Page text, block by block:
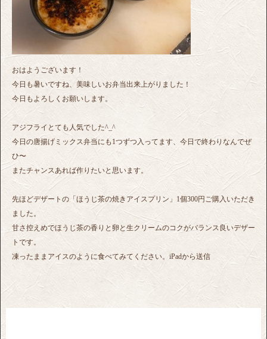
おはようございます！
今日も暑いですね、美味しいお弁当出来上がりました！
今日もよろしくお願いします。
アジフライとても人気でした^_^
今日の唐揚げミックス弁当にも1つずつ入ってます、今日で終わりなんでぜ
ひ〜
またチャンスあれば作りたいと思います。
先ほどデザートの「ほうじ茶の焼きアイスプリン」1個300円ご購入いただき
ました。
甘さ控えめでほうじ茶の香りと卵と生クリームのコクがバランス良いデザー
トです。
凍ったままアイスのように食べてみてください。iPadから送信